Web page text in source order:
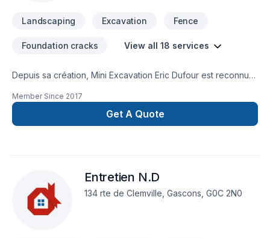
Landscaping Excavation Fence
Foundation cracks View all 18 services
Depuis sa création, Mini Excavation Eric Dufour est reconnu
Excavation, Fissures, Fosse septique, Horticulture, Irrigation,
Muret, Pavage, Pavé uni, Paysagement, Piscine, Tourbe,
Transport. Nous desservons Bas St-Laurent,Gaspésie–Îles-
impatients de collaborer avec vous pour concrétiser votre
projet.
Member Since 2017
Get A Quote
Entretien N.D
134 rte de Clemville, Gascons, G0C 2N0